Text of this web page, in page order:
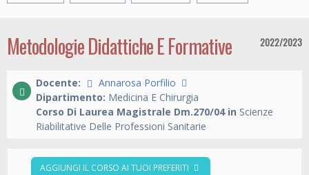
Metodologie Didattiche E Formative 2022/2023
Docente:
Annarosa Porfilio
Dipartimento: Medicina E Chirurgia
Corso Di Laurea Magistrale Dm.270/04 in Scienze
Riabilitative Delle Professioni Sanitarie
AGGIUNGI IL CORSO AI TUOI PREFERITI